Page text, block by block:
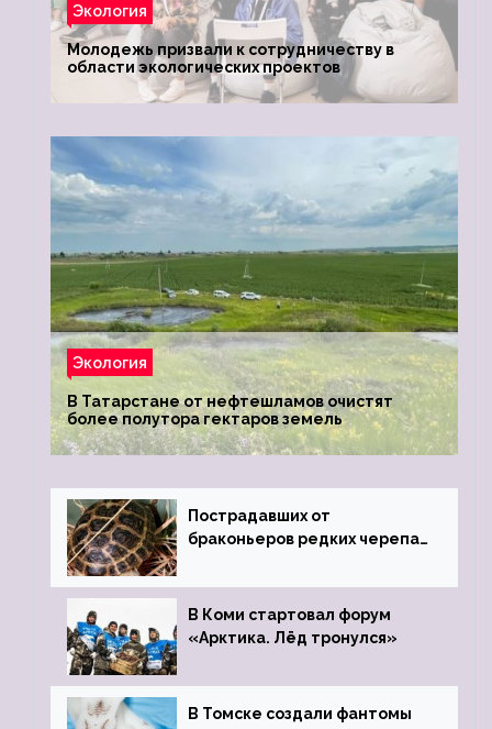
Экология
Молодежь призвали к сотрудничеству в
области экологических проектов
Экология
В Татарстане от нефтешламов очистят
более полутора гектаров земель
Пострадавших от
браконьеров редких черепах
зоопарк
В Коми стартовал форум
«Арктика. Лёд тронулся»
В Томске создали фантомы